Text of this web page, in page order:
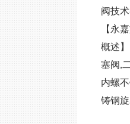
阀技
【永
概述
塞阀,
内螺
铸钢